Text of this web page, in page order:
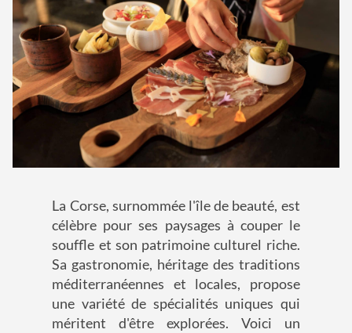
La Corse, surnommée l'île de beauté, est
célèbre pour ses paysages à couper le
souffle et son patrimoine culturel riche.
Sa gastronomie, héritage des traditions
méditerranéennes et locales, propose
une variété de spécialités uniques qui
méritent d'être explorées. Voici un